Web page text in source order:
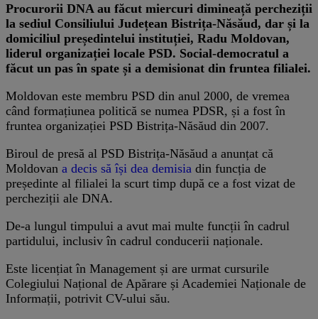
Procurorii DNA au făcut miercuri dimineață percheziții
la sediul Consiliului Județean Bistrița-Năsăud, dar și la
domiciliul președintelui instituției, Radu Moldovan,
liderul organizației locale PSD. Social-democratul a
făcut un pas în spate și a demisionat din fruntea filialei.
Moldovan este membru PSD din anul 2000, de vremea
când formațiunea politică se numea PDSR, și a fost în
fruntea organizației PSD Bistrița-Năsăud din 2007.
Biroul de presă al PSD Bistrița-Năsăud a anunțat că
Moldovan a decis să își dea demisia din funcția de
președinte al filialei la scurt timp după ce a fost vizat de
percheziții ale DNA.
De-a lungul timpului a avut mai multe funcții în cadrul
partidului, inclusiv în cadrul conducerii naționale.
Este licențiat în Management și are urmat cursurile
Colegiului Național de Apărare și Academiei Naționale de
Informații, potrivit CV-ului său.